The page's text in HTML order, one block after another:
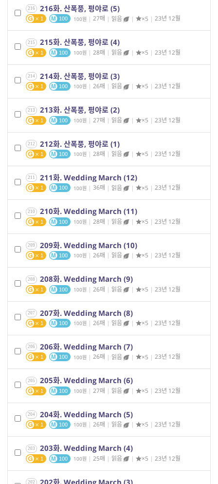
216 216화. 산폭풍, 평야로 (5)
1 100 100 | 27매 | 읽음 | ×5 | 23년 12월
215 215화. 산폭풍, 평야로 (4)
1 100 100 | 28매 | 읽음 | ×5 | 23년 12월
214 214화. 산폭풍, 평야로 (3)
1 100 100 | 26매 | 읽음 | ×5 | 23년 12월
213 213화. 산폭풍, 평야로 (2)
1 100 100 | 27매 | 읽음 | ×5 | 23년 12월
212 212화. 산폭풍, 평야로 (1)
1 100 100 | 28매 | 읽음 | ×5 | 23년 12월
211 211화. Wedding March (12)
1 100 100 | 36매 | 읽음 | ×5 | 23년 12월
210 210화. Wedding March (11)
1 100 100 | 28매 | 읽음 | ×5 | 23년 12월
209 209화. Wedding March (10)
1 100 100 | 26매 | 읽음 | ×5 | 23년 12월
208 208화. Wedding March (9)
1 100 100 | 26매 | 읽음 | ×5 | 23년 12월
207 207화. Wedding March (8)
1 100 100 | 26매 | 읽음 | ×5 | 23년 12월
206 206화. Wedding March (7)
1 100 100 | 26매 | 읽음 | ×5 | 23년 12월
205 205화. Wedding March (6)
1 100 100 | 27매 | 읽음 | ×5 | 23년 12월
204 204화. Wedding March (5)
1 100 100 | 26매 | 읽음 | ×5 | 23년 12월
203 203화. Wedding March (4)
1 100 100 | 25매 | 읽음 | ×5 | 23년 12월
202 202화. Wedding March (3)